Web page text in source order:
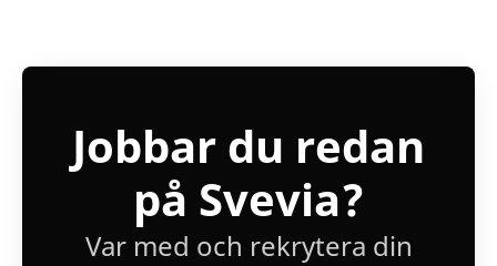
Jobbar du redan
på Svevia?
Var med och rekrytera din